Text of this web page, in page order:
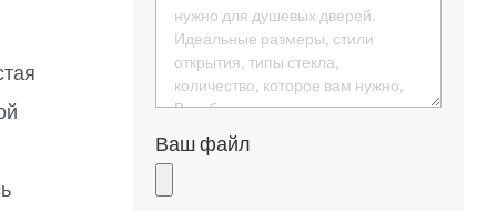
Ваш файл